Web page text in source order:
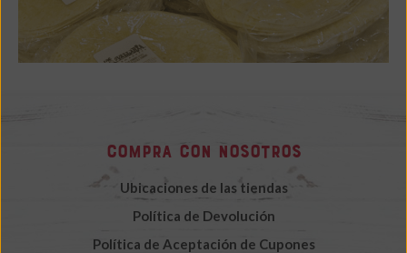
Compra con nosotros
Ubicaciones de las tiendas
Política de Devolución
Política de Aceptación de Cupones